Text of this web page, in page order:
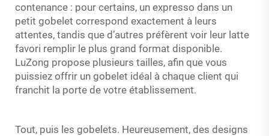
contenance : pour certains, un expresso dans un
petit gobelet correspond exactement à leurs
attentes, tandis que d’autres préfèrent voir leur latte
favori remplir le plus grand format disponible.
LuZong propose plusieurs tailles, afin que vous
puissiez offrir un gobelet idéal à chaque client qui
franchit la porte de votre établissement.
Tout, puis les gobelets. Heureusement, des designs